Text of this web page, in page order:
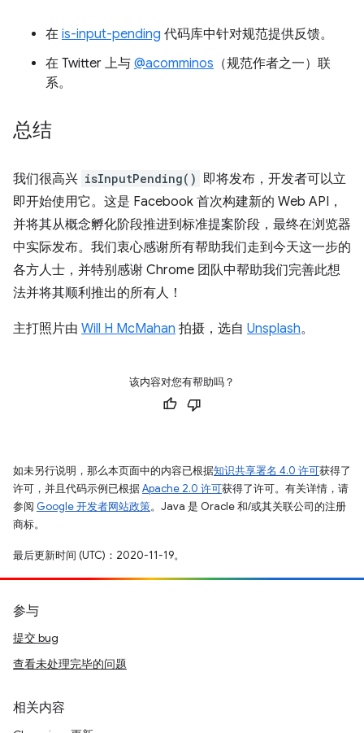
在 is-input-pending 代码库中针对规范提供反馈。
在 Twitter 上与 @acomminos （规范作者之一）联
系。
总结
我们很高兴 isInputPending() 即将发布，开发者可以立
即开始使用它。这是 Facebook 首次构建新的 Web API，
并将其从概念孵化阶段推进到标准提案阶段，最终在浏览器
中实际发布。我们衷心感谢所有帮助我们走到今天这一步的
各方人士，并特别感谢 Chrome 团队中帮助我们完善此想
法并将其顺利推出的所有人！
主打照片由 Will H McMahan 拍摄，选自 Unsplash。
该内容对您有帮助吗？
如未另行说明，那么本页面中的内容已根据知识共享署名 4.0 许可获得了
许可，并且代码示例已根据Apache 2.0 许可获得了许可。有关详情，请
参阅 Google 开发者网站政策。Java 是 Oracle 和/或其关联公司的注册
商标。
最后更新时间 (UTC)：2020-11-19。
参与
提交 bug
查看未处理完毕的问题
相关内容